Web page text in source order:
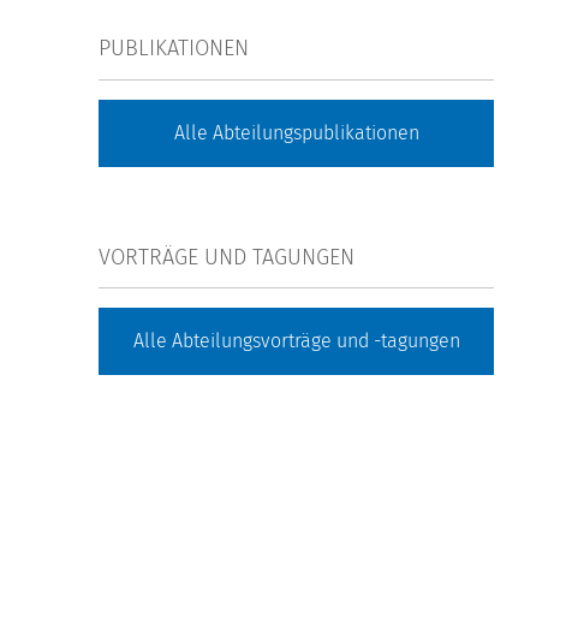
PUBLIKATIONEN
Alle Abteilungspublikationen
VORTRÄGE UND TAGUNGEN
Alle Abteilungsvorträge und -tagungen